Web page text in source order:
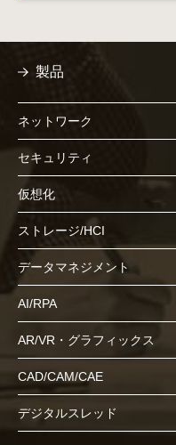
製品
ネットワーク
セキュリティ
仮想化
ストレージ/HCI
データマネジメント
AI/RPA
AR/VR・グラフィックス
CAD/CAM/CAE
デジタルスレッド